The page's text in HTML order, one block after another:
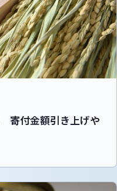
寄付金額引き上げや